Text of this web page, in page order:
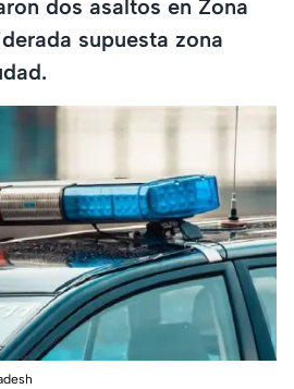
dos asaltos en Zona
supuesta zona